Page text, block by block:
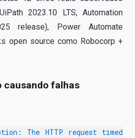
2023.10 LTS, Automation
release), Power Automate
open source como Robocorp +
causando falhas
The HTTP request timed